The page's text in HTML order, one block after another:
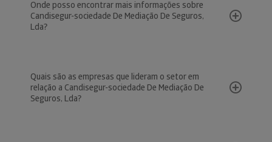
Onde posso encontrar mais informações sobre
Candisegur-sociedade De Mediação De Seguros,
Lda?
Quais são as empresas que lideram o setor em
relação a Candisegur-sociedade De Mediação De
Seguros, Lda?